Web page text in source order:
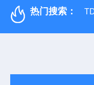
热门搜索：